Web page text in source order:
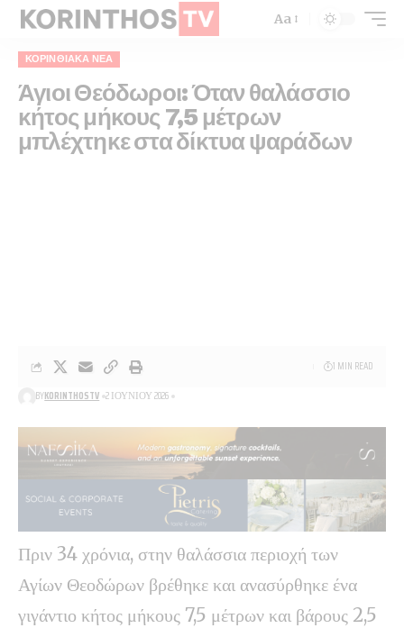
Aa
ΚΟΡΙΝΘΙΑΚΆ ΝΈΑ
Άγιοι Θεόδωροι: Όταν θαλάσσιο
κήτος μήκους 7,5 μέτρων
μπλέχτηκε στα δίκτυα ψαράδων
BYKORINTHOSTV 2 ΙΟΥΝΊΟΥ 2026
1 MIN READ
Πριν 34 χρόνια, στην θαλάσσια περιοχή των
Αγίων Θεοδώρων βρέθηκε και ανασύρθηκε ένα
γιγάντιο κήτος μήκους 7,5 μέτρων και βάρους 2,5